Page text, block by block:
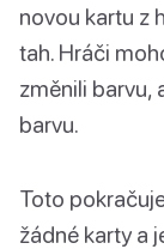
novou kartu z
tah. Hráči
změnili barvu,
barvu.
Toto
žádné karty a